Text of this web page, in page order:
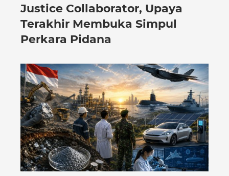
Justice Collaborator, Upaya
Terakhir Membuka Simpul
Perkara Pidana